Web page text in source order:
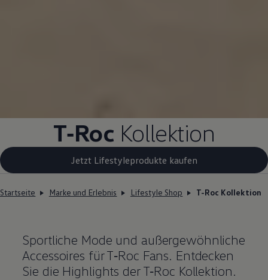
T‑Roc Kollektion
Jetzt Lifestyleprodukte kaufen
Startseite Marke und Erlebnis Lifestyle Shop T-Roc Kollektion
Sportliche Mode und außergewöhnliche
Accessoires für T‑Roc Fans. Entdecken
Sie die Highlights der T‑Roc Kollektion.